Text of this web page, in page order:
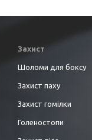
Захист
Шоломи для боксу
Захист паху
Захист гомілки
Голеностопи